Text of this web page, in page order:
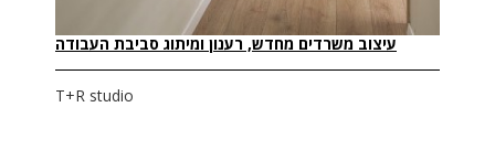
T+R studio
עיצוב משרדים מחדש, רענון ומיתוג סביבת העבודה